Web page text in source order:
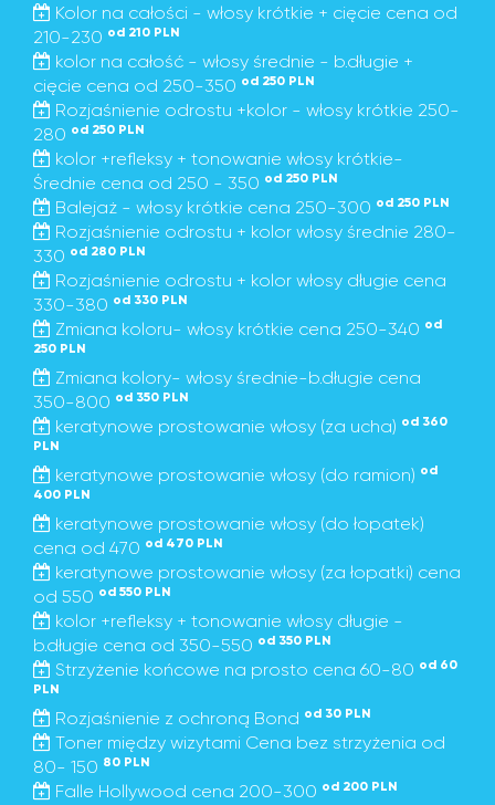
Kolor na całości - włosy krótkie + cięcie cena od
210-230 od 210 PLN
kolor na całość - włosy średnie - b.długie +
cięcie cena od 250-350 od 250 PLN
Rozjaśnienie odrostu +kolor - włosy krótkie 250-
280 od 250 PLN
kolor +refleksy + tonowanie włosy krótkie-
Średnie cena od 250 - 350 od 250 PLN
Balejaż - włosy krótkie cena 250-300 od 250 PLN
Rozjaśnienie odrostu + kolor włosy średnie 280-
330 od 280 PLN
Rozjaśnienie odrostu + kolor włosy długie cena
330-380 od 330 PLN
Zmiana koloru- włosy krótkie cena 250-340 od
250 PLN
Zmiana kolory- włosy średnie-b.długie cena
350-800 od 350 PLN
keratynowe prostowanie włosy (za ucha) od 360
PLN
keratynowe prostowanie włosy (do ramion) od
400 PLN
keratynowe prostowanie włosy (do łopatek)
cena od 470 od 470 PLN
keratynowe prostowanie włosy (za łopatki) cena
od 550 od 550 PLN
kolor +refleksy + tonowanie włosy długie -
b.długie cena od 350-550 od 350 PLN
Strzyżenie końcowe na prosto cena 60-80 od 60
PLN
Rozjaśnienie z ochroną Bond od 30 PLN
Toner między wizytami Cena bez strzyżenia od
80- 150 80 PLN
Falle Hollywood cena 200-300 od 200 PLN